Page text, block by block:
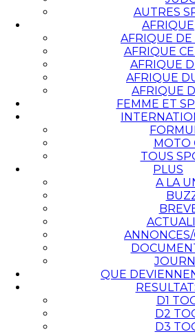
AUTRES
AFRIQUE
AFRIQUE DE
AFRIQUE
AFRIQUE
AFRIQUE
AFRIQUE
FEMME ET
MOTO
TOUS
PLUS
A LA
QUE
D1
D2
D3